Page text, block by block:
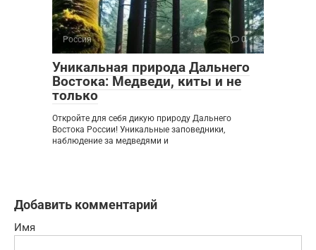
Россия 0
Уникальная природа Дальнего
Востока: Медведи, киты и не
только
Откройте для себя дикую природу Дальнего
Востока России! Уникальные заповедники,
наблюдение за медведями и
Добавить комментарий
Имя